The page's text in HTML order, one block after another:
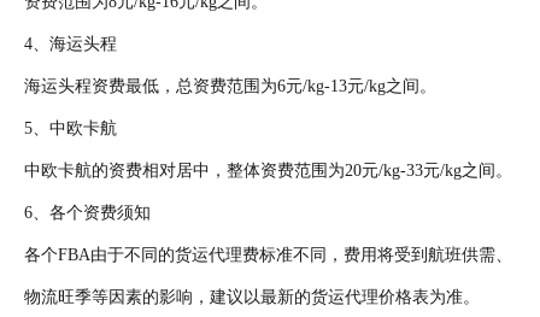
4、海运头程
海运头程资费最低，总资费范围为6元/kg-13元/kg之间。
5、中欧卡航
中欧卡航的资费相对居中，整体资费范围为20元/kg-33元/kg之间。
6、各个资费须知
各个FBA由于不同的货运代理费标准不同，费用将受到航班供需、
物流旺季等因素的影响，建议以最新的货运代理价格表为准。